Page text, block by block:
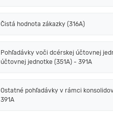
Čistá hodnota zákazky (316A)
Pohľadávky voči dcérskej účtovnej
účtovnej jednotke (351A) - 391A
Ostatné pohľadávky v rámci
391A